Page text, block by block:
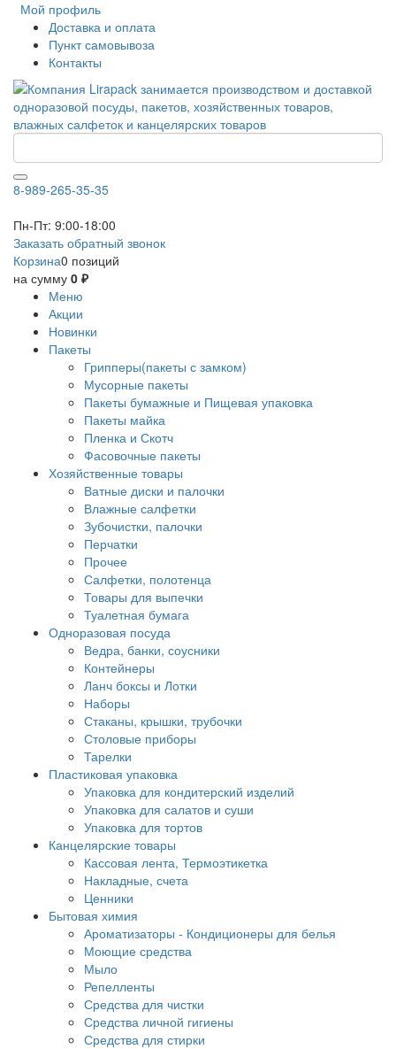
Мой профиль
Доставка и оплата
Пункт самовывоза
Контакты
8-989-265-35-35
Пн-Пт: 9:00-18:00
Заказать обратный звонок
Корзина0 позиций
на сумму 0 ₽
Меню
Акции
Новинки
Пакеты
Грипперы(пакеты с замком)
Мусорные пакеты
Пакеты бумажные и Пищевая упаковка
Пакеты майка
Пленка и Скотч
Фасовочные пакеты
Хозяйственные товары
Ватные диски и палочки
Влажные салфетки
Зубочистки, палочки
Перчатки
Прочее
Салфетки, полотенца
Товары для выпечки
Туалетная бумага
Одноразовая посуда
Ведра, банки, соусники
Контейнеры
Ланч боксы и Лотки
Наборы
Стаканы, крышки, трубочки
Столовые приборы
Тарелки
Пластиковая упаковка
Упаковка для кондитерский изделий
Упаковка для салатов и суши
Упаковка для тортов
Канцелярские товары
Кассовая лента, Термоэтикетка
Накладные, счета
Ценники
Бытовая химия
Ароматизаторы - Кондиционеры для белья
Моющие средства
Мыло
Репелленты
Средства для чистки
Средства личной гигиены
Средства для стирки